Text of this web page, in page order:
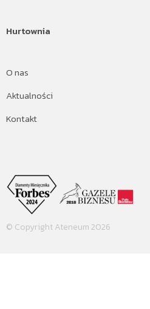
Hurtownia
O nas
Aktualności
Kontakt
© Copyright Ateneum 2026